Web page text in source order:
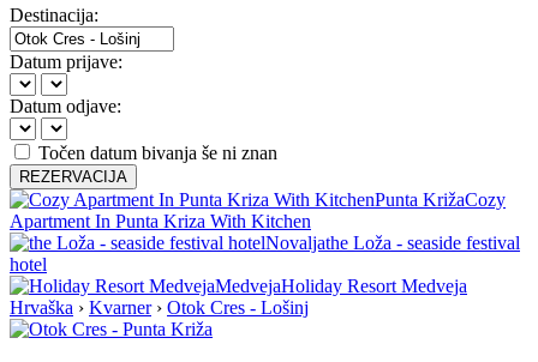
Destinacija:
Datum prijave:
Datum odjave:
Točen datum bivanja še ni znan
REZERVACIJA
Punta KrižaCozy
Apartment In Punta Kriza With Kitchen
Novaljathe Loža - seaside festival
hotel
MedvejaHoliday Resort Medveja
Hrvaška › Kvarner › Otok Cres - Lošinj